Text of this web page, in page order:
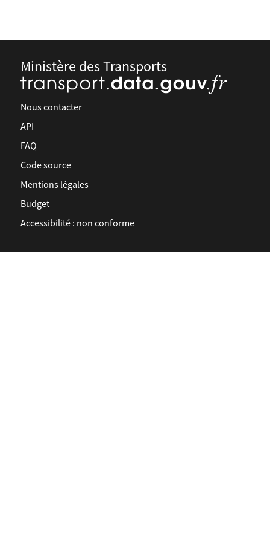
Ministère des Transports
Nous contacter
API
FAQ
Code source
Mentions légales
Budget
Accessibilité : non conforme